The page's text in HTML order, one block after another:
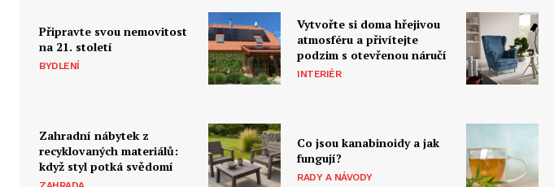
Připravte svou nemovitost
na 21. století
BYDLENÍ
Vytvořte si doma hřejivou
atmosféru a přivítejte
podzim s otevřenou náručí
INTERIÉR
Zahradní nábytek z
recyklovaných materiálů:
když styl potká svědomí
Co jsou kanabinoidy a jak
fungují?
RADY A NÁVODY